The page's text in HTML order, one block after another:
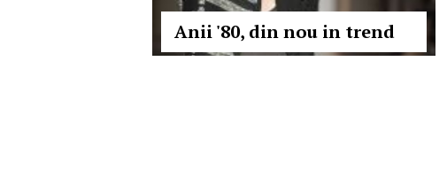
Anii '80, din nou in trend